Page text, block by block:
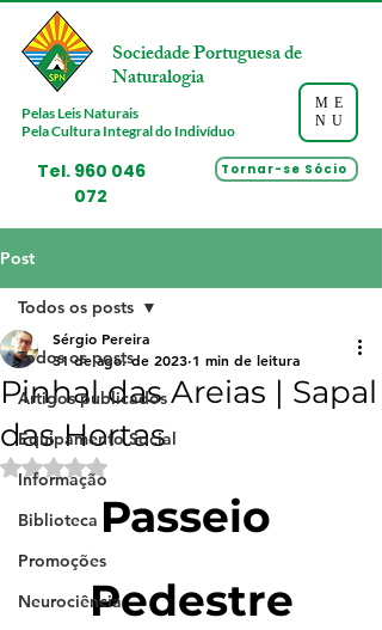
ME
NU
Tel. 960 046
072
Sociedade Portuguesa de
Naturalogia
Pelas Leis Naturais
Pela Cultura Integral do Indivíduo
Tornar-se Sócio
Post
Todos os posts
Artigos publicados
Equipamento Social
Informação
Biblioteca
Promoções
Neurociência
Todos os posts
Pinhal das Areias | Sapal
das Hortas
Sérgio Pereira
31 de ago. de 2023 1 min de leitura
Avaliado com NaN de 5 estrelas.
Passeio
Pedestre